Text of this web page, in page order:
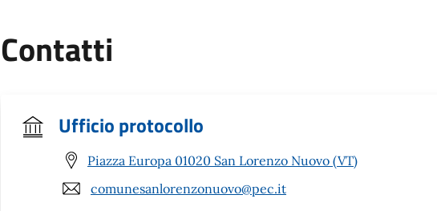
Contatti
Ufficio protocollo
Piazza Europa 01020 San Lorenzo Nuovo (VT)
comunesanlorenzonuovo@pec.it